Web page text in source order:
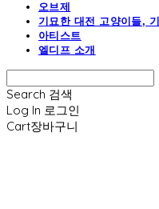
오브제
기묘한 대전 고양이들,
아티스트
엘디프 소개
Search 검색
Log In 로그인
Cart장바구니